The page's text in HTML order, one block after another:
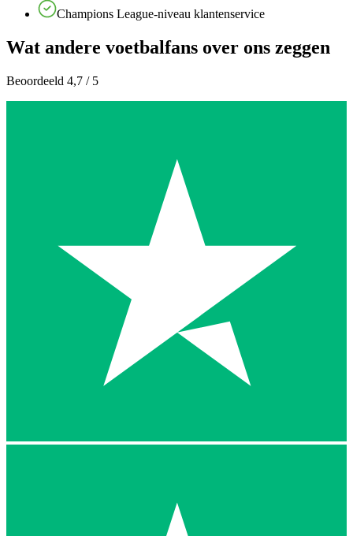
Champions League-niveau klantenservice
Wat andere voetbalfans over ons zeggen
Beoordeeld 4,7 / 5